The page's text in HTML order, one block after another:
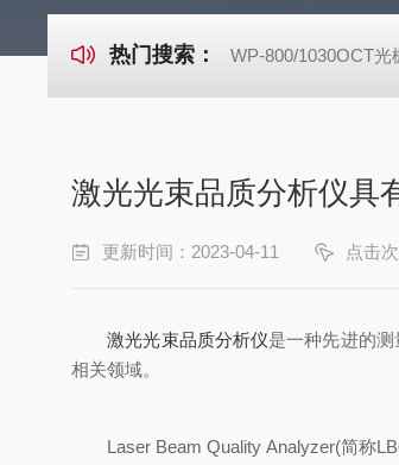
热门搜索： WP-800/1030OCT
激光光束品质分析仪具
更新时间：2023-04-11 点击
激光光束品质分析仪是一种先进的
相关领域。
Laser Beam Quality Analyzer(简称